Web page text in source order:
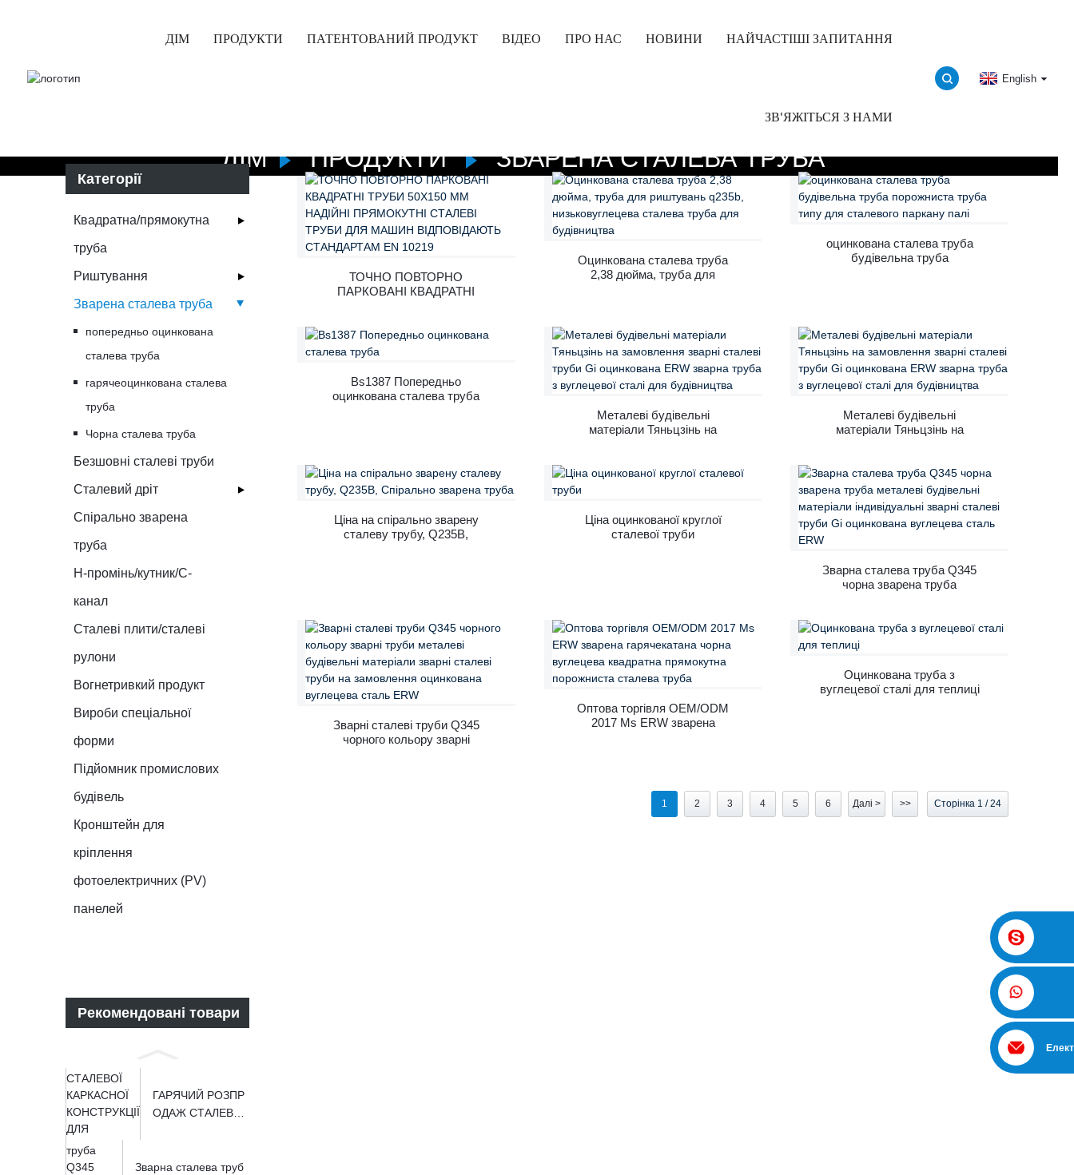
ДІМ ПРОДУКТИ ПАТЕНТОВАНИЙ ПРОДУКТ ВІДЕО ПРО НАС НОВИНИ НАЙЧАСТІШІ ЗАПИТАННЯ
ЗВ'ЯЖІТЬСЯ З НАМИ
English
ДІМ ПРОДУКТИ ЗВАРЕНА СТАЛЕВА ТРУБА
Категорії
Квадратна/прямокутна
труба
Риштування
Зварена сталева труба
попередньо оцинкована
сталева труба
гарячеоцинкована сталева
труба
Чорна сталева труба
Безшовні сталеві труби
Сталевий дріт
Спірально зварена
труба
H-промінь/кутник/C-
канал
Сталеві плити/сталеві
рулони
Вогнетривкий продукт
Вироби спеціальної
форми
Підйомник промислових
будівель
Кронштейн для
кріплення
фотоелектричних (PV)
панелей
Рекомендовані товари
ГАРЯЧИЙ РОЗПР
ОДАЖ СТАЛЕВОЇ
Зварна сталева труб
ТОЧНО ПОВТОРНО
ПАРКОВАНІ КВАДРАТНІ
ТРУБИ ДЛЯ МАШИН
ВІДПОВІДАЮТЬ
Оцинкована сталева труба
2,38 дюйма, труба для
оцинкована сталева труба
будівельна труба
Bs1387 Попередньо
оцинкована сталева труба
Металеві будівельні
матеріали Тяньцзінь на
зварна труба з вуглецевої
Металеві будівельні
матеріали Тяньцзінь на
зварна труба з вуглецевої
сталі для будівництва
Ціна на спірально зварену
сталеву трубу, Q235B,
Ціна оцинкованої круглої
сталевої труби
Зварна сталева труба Q345
чорна зварена труба
зварні сталеві труби Gi
оцинкована вуглецева сталь
Зварні сталеві труби Q345
чорного кольору зварні
Оптова торгівля OEM/ODM
2017 Ms ERW зварена
Оцинкована труба з
вуглецевої сталі для теплиці
1 2 3 4 5 6 Далі > >> Сторінка 1 / 24